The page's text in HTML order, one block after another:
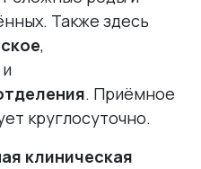
Также здесь
,
и
. Приёмное
круглосуточно.
клиническая